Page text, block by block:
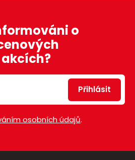
o
Přihlásit
osobních údajů.